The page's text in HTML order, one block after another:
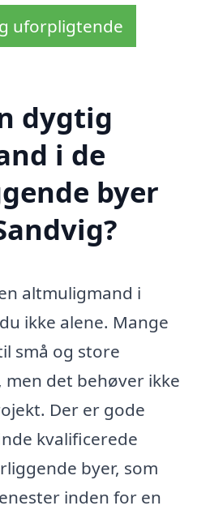
uforpligtende
dygtig
i de
byer
altmuligmand i
ikke alene. Mange
små og store
det behøver ikke
Der er gode
kvalificerede
byer, som
inden for en